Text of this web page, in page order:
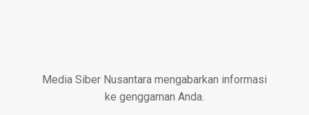
Media Siber Nusantara mengabarkan informasi
ke genggaman Anda.